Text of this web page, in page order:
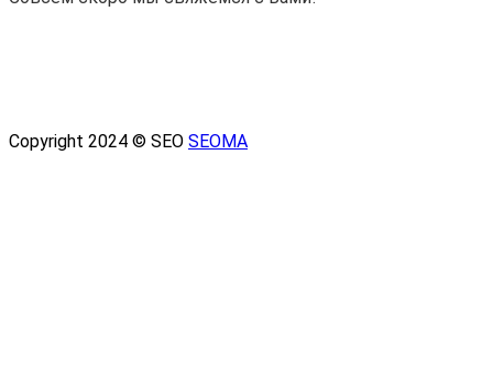
Copyright 2024 © SEO SEOMA